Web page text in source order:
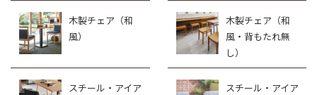
木製チェア（和
風）
木製チェア（和
風・背もたれ無
し）
スチール・アイア
スチール・アイア